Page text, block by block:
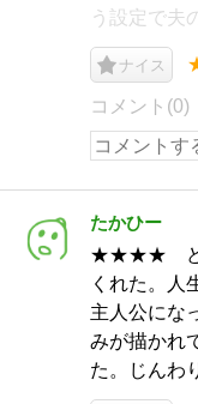
う設定で夫
ナイス
コメント(0)
たかひー
★★★★ どれ
くれた。人
主人公にな
みが描かれ
た。じんわ